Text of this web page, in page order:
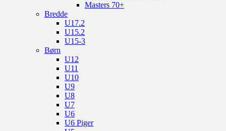
Masters 70+
Bredde
U17.2
U15.2
U15-3
Børn
U12
U11
U10
U9
U8
U7
U6
U6 Piger